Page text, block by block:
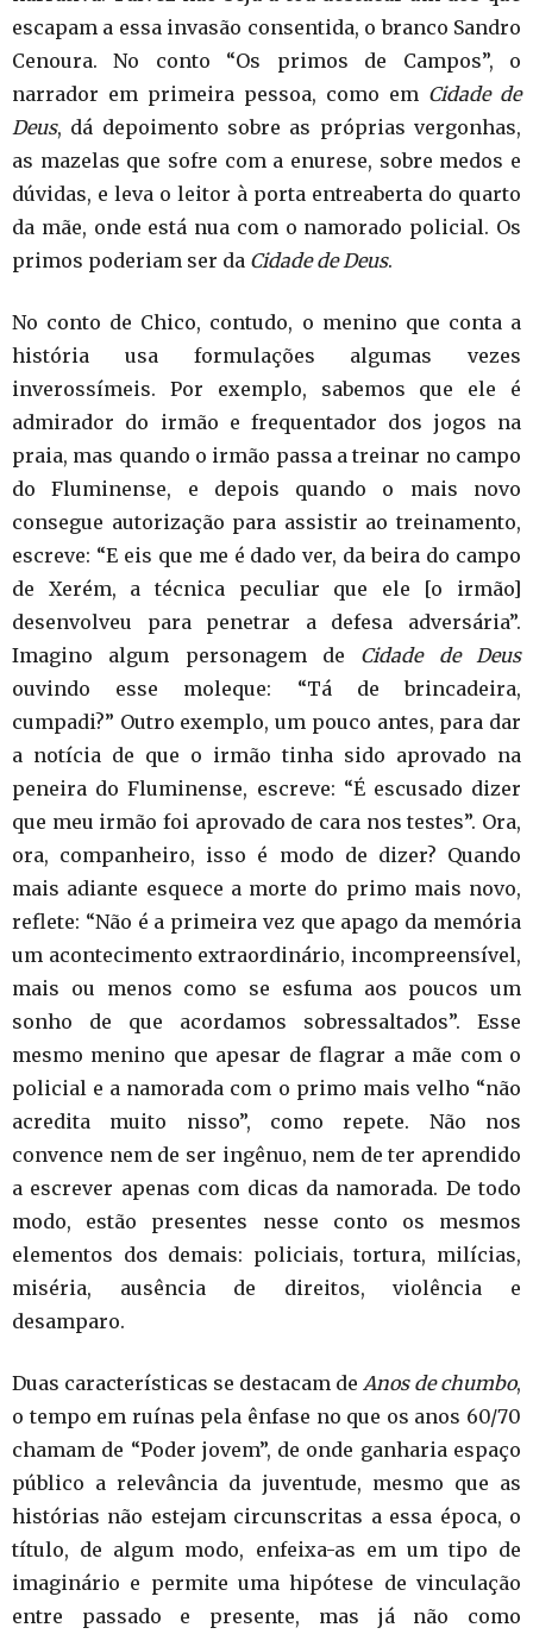
escapam a essa invasão consentida, o branco Sandro
Cenoura. No conto “Os primos de Campos”, o
narrador em primeira pessoa, como em Cidade de
Deus, dá depoimento sobre as próprias vergonhas,
as mazelas que sofre com a enurese, sobre medos e
dúvidas, e leva o leitor à porta entreaberta do quarto
da mãe, onde está nua com o namorado policial. Os
primos poderiam ser da Cidade de Deus.
No conto de Chico, contudo, o menino que conta a
história usa formulações algumas vezes
inverossímeis. Por exemplo, sabemos que ele é
admirador do irmão e frequentador dos jogos na
praia, mas quando o irmão passa a treinar no campo
do Fluminense, e depois quando o mais novo
consegue autorização para assistir ao treinamento,
escreve: “E eis que me é dado ver, da beira do campo
de Xerém, a técnica peculiar que ele [o irmão]
desenvolveu para penetrar a defesa adversária”.
Imagino algum personagem de Cidade de Deus
ouvindo esse moleque: “Tá de brincadeira,
cumpadi?” Outro exemplo, um pouco antes, para dar
a notícia de que o irmão tinha sido aprovado na
peneira do Fluminense, escreve: “É escusado dizer
que meu irmão foi aprovado de cara nos testes”. Ora,
ora, companheiro, isso é modo de dizer? Quando
mais adiante esquece a morte do primo mais novo,
reflete: “Não é a primeira vez que apago da memória
um acontecimento extraordinário, incompreensível,
mais ou menos como se esfuma aos poucos um
sonho de que acordamos sobressaltados”. Esse
mesmo menino que apesar de flagrar a mãe com o
policial e a namorada com o primo mais velho “não
acredita muito nisso”, como repete. Não nos
convence nem de ser ingênuo, nem de ter aprendido
a escrever apenas com dicas da namorada. De todo
modo, estão presentes nesse conto os mesmos
elementos dos demais: policiais, tortura, milícias,
miséria, ausência de direitos, violência e
desamparo.
Duas características se destacam de Anos de chumbo,
o tempo em ruínas pela ênfase no que os anos 60/70
chamam de “Poder jovem”, de onde ganharia espaço
público a relevância da juventude, mesmo que as
histórias não estejam circunscritas a essa época, o
título, de algum modo, enfeixa-as em um tipo de
imaginário e permite uma hipótese de vinculação
entre passado e presente, mas já não como